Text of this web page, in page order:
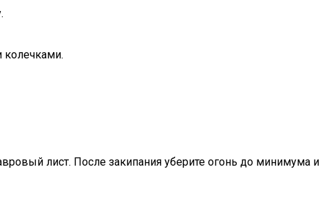
колечками.
лист. После закипания уберите огонь до минимума и